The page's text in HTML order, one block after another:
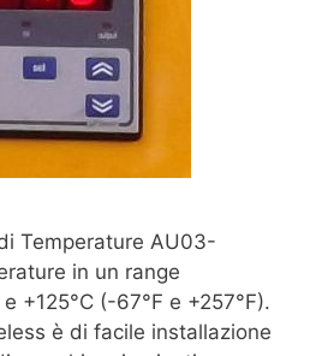
Temperature AU03-
in un range
+125°C (-67°F e +257°F).
è di facile installazione